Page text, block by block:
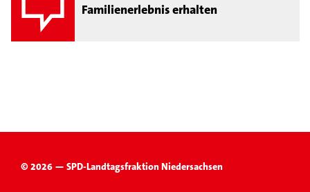
Familienerlebnis erhalten
© 2026 — SPD-Landtagsfraktion Niedersachsen